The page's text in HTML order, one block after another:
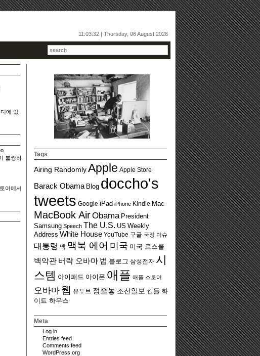
11:03:33 | Thursday, 06 August 2026
에 있
불쌍하
어에서
Tags
Airing RandomlyApple Apple Store
Barack Obama Blog doccho's
tweets Google iPad iPhone Kindle Mac
MacBook AirObama President
Samsung Speech The U.S. US Weekly
Address White House YouTube 구글 국정 이슈
대통령 맥 맥북 에어 미국 미국 로스쿨
백악관 버락 오바마 법 블로그 삼성전자 시
스템 아이패드 아이폰 애플 애플 스토어
오바마 웹 유투브 정줄놓 조선일보 킨들 화
이트 하우스
Meta
Log in
Entries feed
Comments feed
WordPress.org